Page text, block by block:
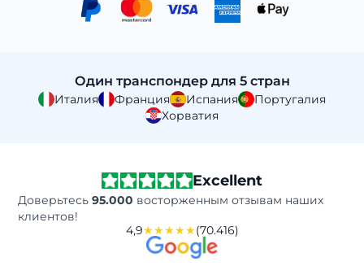
Один транспондер для 5 стран
Италия Франция Испания
Португалия
Хорватия
Excellent
Доверьтесь 95.000 восторженным отзывам наших
клиентов!
4,9★★★★★(70.416)